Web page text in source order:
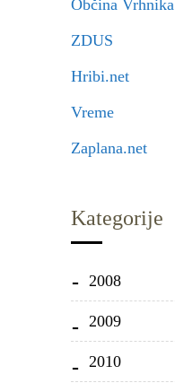
Občina Vrhnika
ZDUS
Hribi.net
Vreme
Zaplana.net
Kategorije
2008
2009
2010